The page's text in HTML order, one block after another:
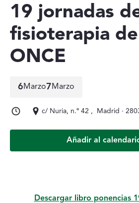
19 jornadas
fisioterapia
ONCE
6Marzo7Marzo
c/ Nuria, n.º 42 , Madrid ·
Añadir al
Descargar libro ponencias